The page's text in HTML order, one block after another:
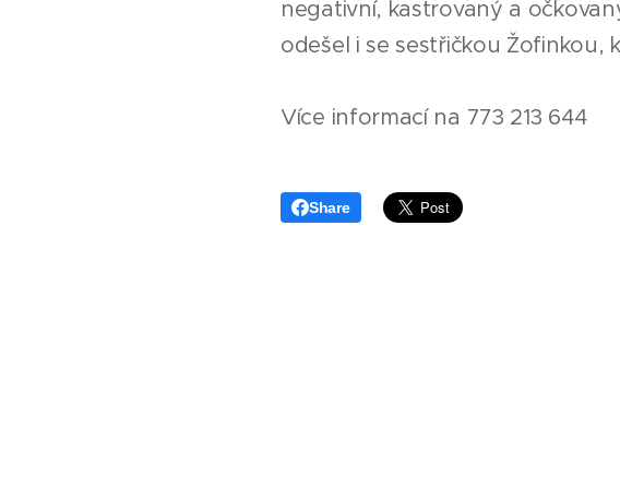
negativní, kastrovaný a
odešel i se sestřičkou Žofinkou,
Více informací na 773 213 644
Share